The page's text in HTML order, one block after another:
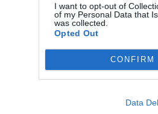
I want to opt-out of
of my Personal Data that
was collected.
Opted Out
CONFIRM
Data